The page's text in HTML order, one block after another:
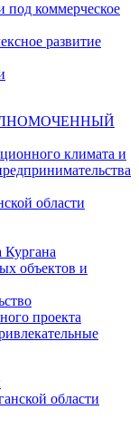
под коммерческое
развитие
климата и
области
Кургана
объектов и
проекта
области